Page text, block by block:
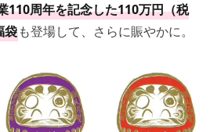
110周年を記念した110万円（税
袋も登場して、さらに賑やかに。